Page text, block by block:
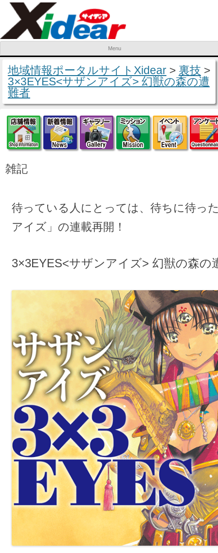
Menu
Skip to content
地域情報ポータルサイトXidear > 裏技 >
3×3EYES<サザンアイズ> 幻獣の森の遭
難者
店舗情報新着情報ギャラリーミッション
イベ
雑記
待っている人にとっては、待ちに待っ
アイズ」の連載再開！
3×3EYES<サザンアイズ> 幻獣の森の